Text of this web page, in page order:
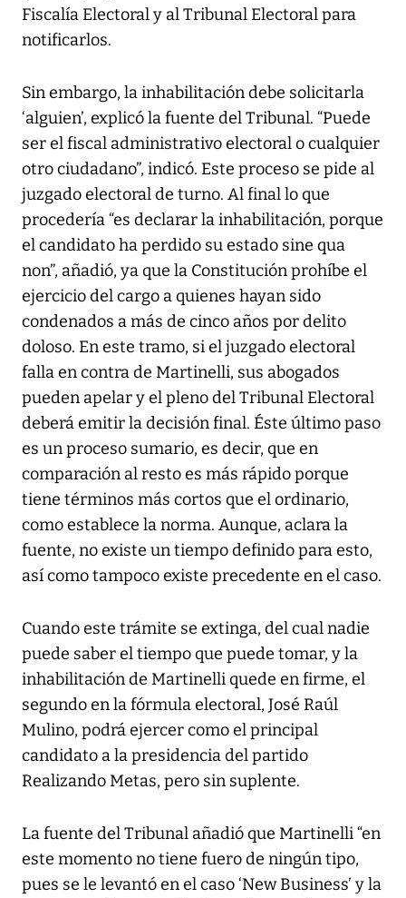
Fiscalía Electoral y al Tribunal Electoral para
notificarlos.
Sin embargo, la inhabilitación debe solicitarla
‘alguien’, explicó la fuente del Tribunal. “Puede
ser el fiscal administrativo electoral o cualquier
otro ciudadano”, indicó. Este proceso se pide al
juzgado electoral de turno. Al final lo que
procedería “es declarar la inhabilitación, porque
el candidato ha perdido su estado sine qua
non”, añadió, ya que la Constitución prohíbe el
ejercicio del cargo a quienes hayan sido
condenados a más de cinco años por delito
doloso. En este tramo, si el juzgado electoral
falla en contra de Martinelli, sus abogados
pueden apelar y el pleno del Tribunal Electoral
deberá emitir la decisión final. Éste último paso
es un proceso sumario, es decir, que en
comparación al resto es más rápido porque
tiene términos más cortos que el ordinario,
como establece la norma. Aunque, aclara la
fuente, no existe un tiempo definido para esto,
así como tampoco existe precedente en el caso.
Cuando este trámite se extinga, del cual nadie
puede saber el tiempo que puede tomar, y la
inhabilitación de Martinelli quede en firme, el
segundo en la fórmula electoral, José Raúl
Mulino, podrá ejercer como el principal
candidato a la presidencia del partido
Realizando Metas, pero sin suplente.
La fuente del Tribunal añadió que Martinelli “en
este momento no tiene fuero de ningún tipo,
pues se le levantó en el caso ‘New Business’ y la